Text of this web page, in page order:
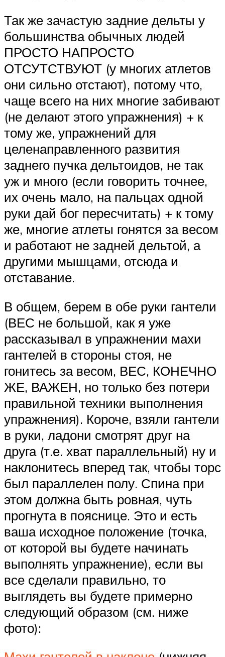
Так же зачастую задние дельты у
большинства обычных людей
ПРОСТО НАПРОСТО
ОТСУТСТВУЮТ (у многих атлетов
они сильно отстают), потому что,
чаще всего на них многие забивают
(не делают этого упражнения) + к
тому же, упражнений для
целенаправленного развития
заднего пучка дельтоидов, не так
уж и много (если говорить точнее,
их очень мало, на пальцах одной
руки дай бог пересчитать) + к тому
же, многие атлеты гонятся за весом
и работают не задней дельтой, а
другими мышцами, отсюда и
отставание.
В общем, берем в обе руки гантели
(ВЕС не большой, как я уже
рассказывал в упражнении махи
гантелей в стороны стоя, не
гонитесь за весом, ВЕС, КОНЕЧНО
ЖЕ, ВАЖЕН, но только без потери
правильной техники выполнения
упражнения). Короче, взяли гантели
в руки, ладони смотрят друг на
друга (т.е. хват параллельный) ну и
наклонитесь вперед так, чтобы торс
был параллелен полу. Спина при
этом должна быть ровная, чуть
прогнута в пояснице. Это и есть
ваша исходное положение (точка,
от которой вы будете начинать
выполнять упражнение), если вы
все сделали правильно, то
выглядеть вы будете примерно
следующий образом (см. ниже
фото):